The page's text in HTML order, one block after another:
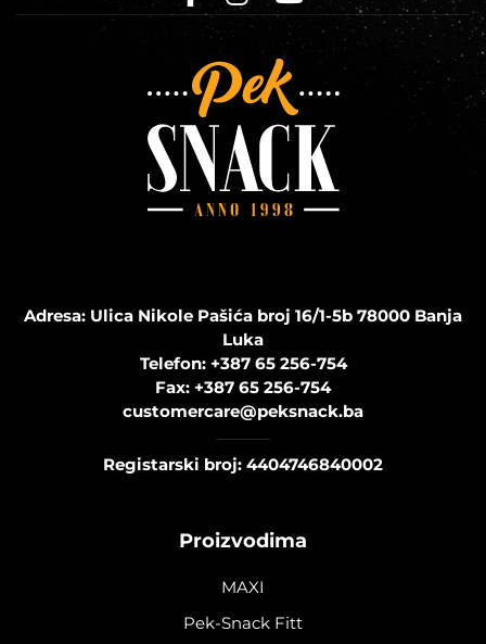
Adresa: Ulica Nikole Pašića broj 16/1-5b 78000 Banja
Luka
Telefon: +387 65 256-754
Fax: +387 65 256-754
customercare@peksnack.ba
Registarski broj: 4404746840002
Proizvodima
MAXI
Pek-Snack Fitt